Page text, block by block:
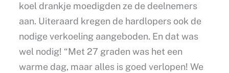
koel drankje moedigden ze de deelnemers
aan. Uiteraard kregen de hardlopers ook de
nodige verkoeling aangeboden. En dat was
wel nodig! “Met 27 graden was het een
warme dag, maar alles is goed verlopen! We